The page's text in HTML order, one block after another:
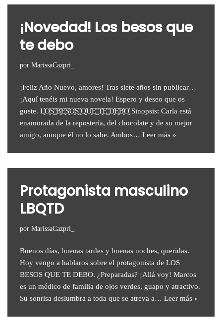
¡Novedad! Los besos que
te debo
por MarissaCazpri_
¡Feliz Año Nuevo, amores! Tras siete años sin publicar…
¡Aquí tenéis mi nueva novela! Espero y deseo que os
guste. L͓̽O͓̽S͓̽ ͓̽B͓̽E͓̽S͓̽O͓̽S͓̽ ͓̽Q͓̽U͓̽E͓̽ ͓̽T͓̽E͓̽ ͓̽D͓̽E͓̽B͓̽O͓̽ Sinopsis: Carla está
enamorada de la repostería, del chocolate y de su mejor
amigo, aunque él no lo sabe. Ambos… Leer más »
Protagonista masculino
LBQTD
por MarissaCazpri_
Buenos días, buenas tardes y buenas noches, queridas.
Hoy vengo a hablaros sobre el protagonista de LOS
BESOS QUE TE DEBO. ¿Preparadas? ¡Allá voy! Marcos
es un médico de familia de ojos verdes, guapo y atractivo.
Su sonrisa deslumbra a toda que se atreva a… Leer más »